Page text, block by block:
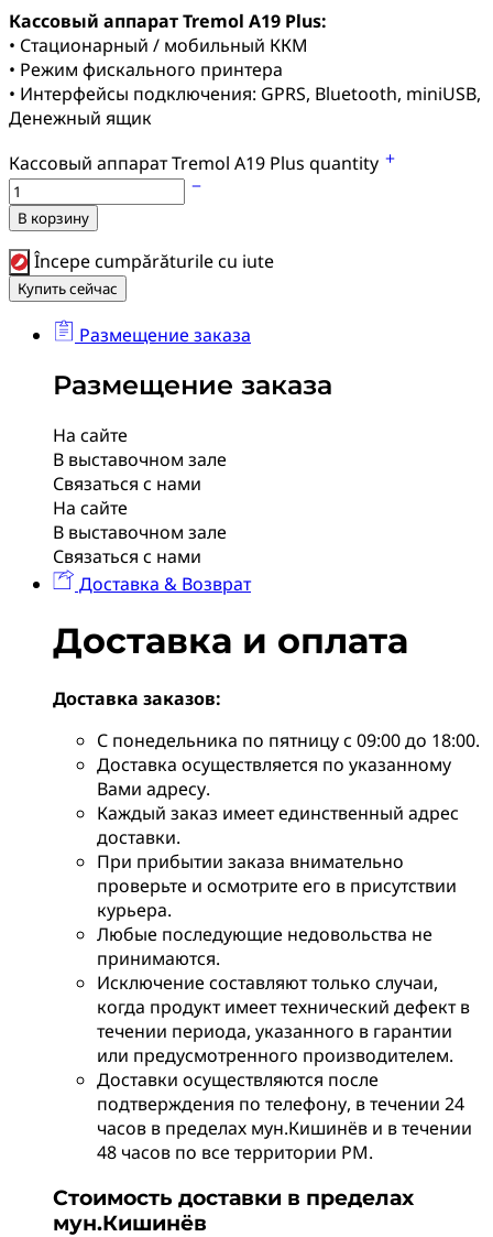
Кассовый аппарат Tremol A19 Plus:
• Стационарный / мобильный ККМ
• Режим фискального принтера
• Интерфейсы подключения: GPRS, Bluetooth, miniUSB,
Денежный ящик
Кассовый аппарат Tremol A19 Plus quantity
В корзину
Începe cumpărăturile cu iute
Купить сейчас
Размещение заказа
Размещение заказа
На сайте
В выставочном зале
Связаться с нами
На сайте
В выставочном зале
Связаться с нами
Доставка & Возврат
Доставка и оплата
Доставка заказов:
С понедельника по пятницу с 09:00 до 18:00.
Доставка осуществляется по указанному
Вами адресу.
Каждый заказ имеет единственный адрес
доставки.
При прибытии заказа внимательно
проверьте и осмотрите его в присутствии
курьера.
Любые последующие недовольства не
принимаются.
Исключение составляют только случаи,
когда продукт имеет технический дефект в
течении периода, указанного в гарантии
или предусмотренного производителем.
Доставки осуществляются после
подтверждения по телефону, в течении 24
часов в пределах мун.Кишинёв и в течении
48 часов по все территории РМ.
Стоимость доставки в пределах
мун.Кишинёв